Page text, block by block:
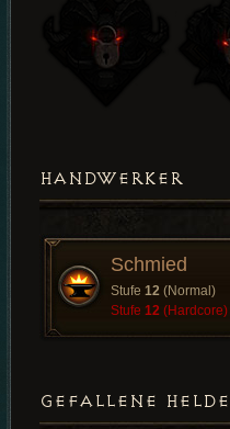
HANDWERKER
Schmied
Stufe 12 (Normal)
Stufe 12 (Hardcore)
GEFALLENE